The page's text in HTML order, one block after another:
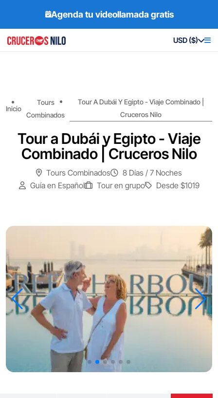
Agenda tu videollamada gratis
USD ($)
Inicio
Tours
Combinados
Tour A Dubái Y Egipto - Viaje Combinado |
Cruceros Nilo
Tour a Dubái y Egipto - Viaje
Combinado | Cruceros Nilo
Tours Combinados
8 Días / 7 Noches
Guía en Español
Tour en grupo Desde $1019